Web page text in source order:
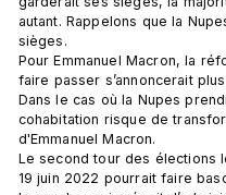
autant. Rappelons que la
sièges.
Pour Emmanuel Macron, la
faire passer s’annoncerait
Dans le cas où la Nupes
cohabitation risque de
d'Emmanuel Macron.
Le second tour des élections
19 juin 2022 pourrait faire